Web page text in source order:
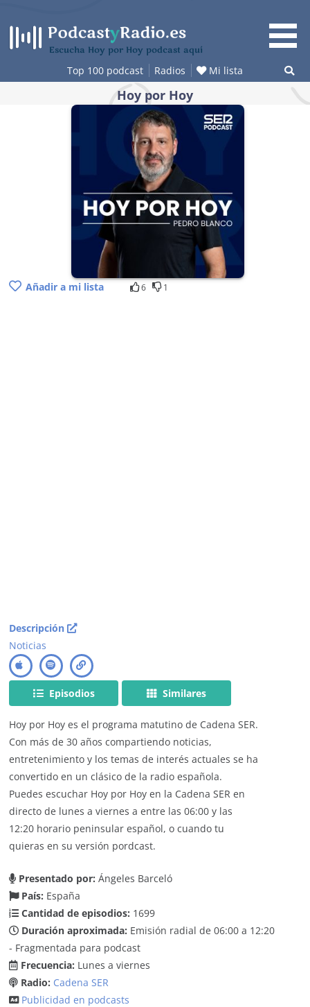
contenido
Escucha Hoy por Hoy podcast aquí
Top 100 podcast Radios Mi lista
Hoy por Hoy
Añadir a mi lista 6 1
Descripción
Noticias
Episodios Similares
Hoy por Hoy es el programa matutino de Cadena SER.
Con más de 30 años compartiendo noticias,
entretenimiento y los temas de interés actuales se ha
convertido en un clásico de la radio española.
Puedes escuchar Hoy por Hoy en la Cadena SER en
directo de lunes a viernes a entre las 06:00 y las
12:20 horario peninsular español, o cuando tu
quieras en su versión pordcast.
Presentado por: Ángeles Barceló
País: España
Cantidad de episodios: 1699
Duración aproximada: Emisión radial de 06:00 a 12:20
- Fragmentada para podcast
Frecuencia: Lunes a viernes
Radio: Cadena SER
Publicidad en podcasts